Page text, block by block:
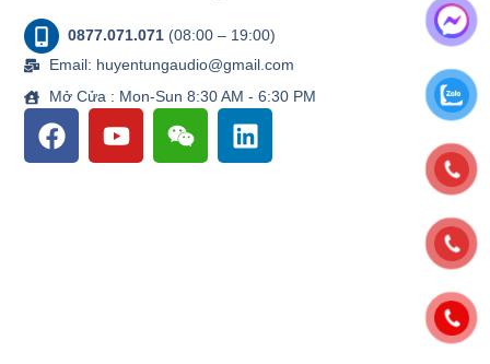
0877.071.071 (08:00 – 19:00)
Email: huyentungaudio@gmail.com
Mở Cửa : Mon-Sun 8:30 AM - 6:30 PM